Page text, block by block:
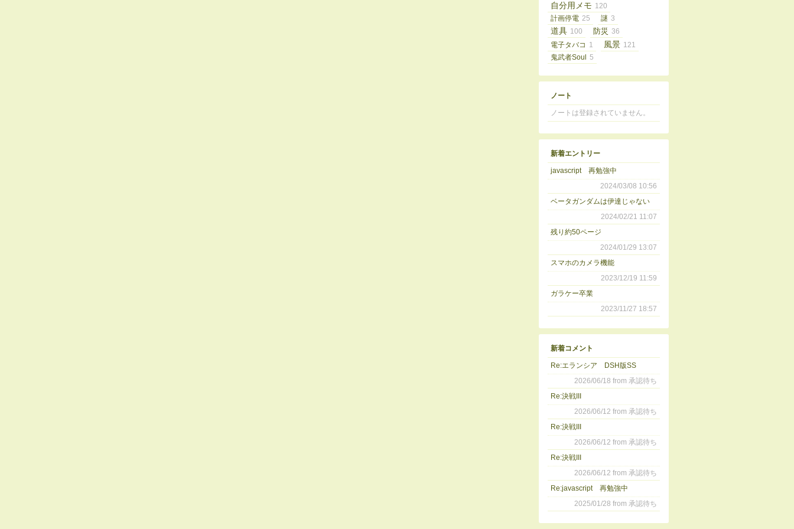
自分用メモ 120
計画停電 25 謎 3
道具 100 防災 36
電子タバコ 1 風景 121
鬼武者Soul
5
ノート
ノートは登録されていません。
新着エントリー
javascript 再勉強中
2024/03/08 10:56
ベータガンダムは伊達じゃない
2024/02/21 11:07
残り約50ページ
2024/01/29 13:07
スマホのカメラ機能
2023/12/19 11:59
ガラケー卒業
2023/11/27 18:57
新着コメント
Re:エランシア DSH版SS
2026/06/18 from 承認待ち
Re:決戦III
2026/06/12 from 承認待ち
Re:決戦III
2026/06/12 from 承認待ち
Re:決戦III
2026/06/12 from 承認待ち
Re:javascript 再勉強中
2025/01/28 from 承認待ち